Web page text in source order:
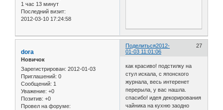
1 час 13 минут
Последний визит:
2012-03-10 17:24:58
Поделиться 27
2012-
01-03 11:01:06
dora
Новичок
Зарегистрирован: 2012-01-03
Приглашений: 0
Сообщений: 1
Уважение: +0
Позитив: +0
Провел на форуме:
как красиво! подстилку на
стул искала, с японского
журнала, весь интеренет
перерыла, у вас нашла.
спасибо! идея декорирования
чайника на кухню заодно